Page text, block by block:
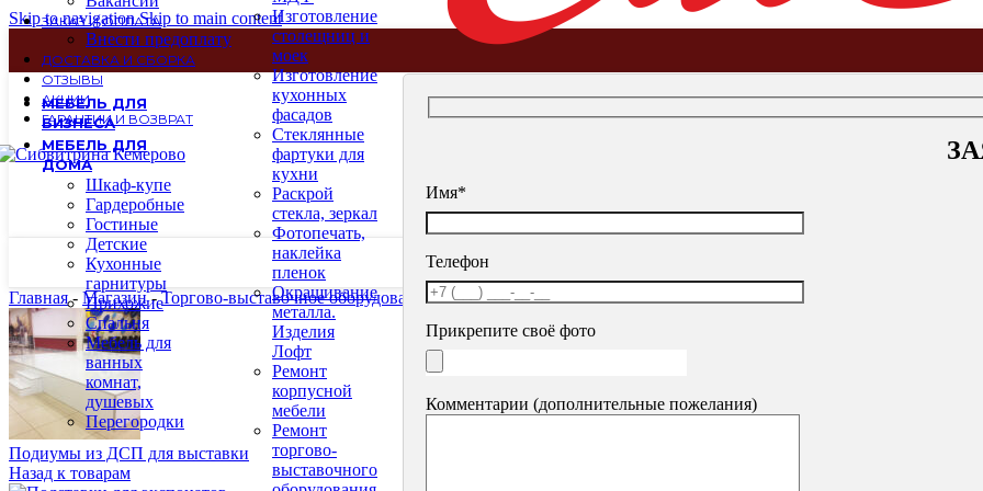
Skip to navigationSkip to main content
ЗАКАЗ И ОПЛАТА
Внести предоплату
ДОСТАВКА И СБОРКА
ОТЗЫВЫ
АКЦИИ
ГАРАНТИИ И ВОЗВРАТ
МЕБЕЛЬ ДЛЯ
БИЗНЕСА
МЕБЕЛЬ ДЛЯ
ДОМА
Шкаф-купе
Гардеробные
Гостиные
Детские
Кухонные
гарнитуры
Прихожие
Спальня
Мебель для
ванных
комнат,
душевых
Перегородки
Изготовление
столещниц и
моек
Изготовление
кухонных
фасадов
Стеклянные
фартуки для
кухни
Раскрой
стекла, зеркал
Фотопечать,
наклейка
пленок
Окрашивание
металла.
Изделия
Лофт
Ремонт
корпусной
мебели
Ремонт
торгово-
выставочного
Имя*
Телефон
Прикрепите своё фото
Комментарии (дополнительные пожелания)
Главная- Магазин-Торгово-выставочное оборудование-Мебель для выставки-Стеллаж для выставки
Подиумы из ДСП для выставки
Назад к товарам